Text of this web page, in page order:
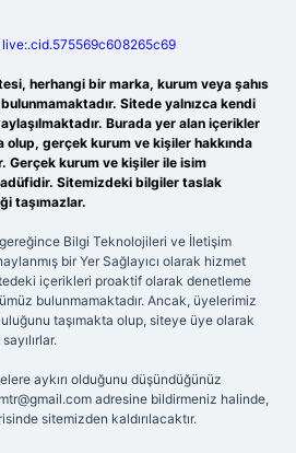
herhangi bir marka, kurum veya şahıs
Sitede yalnızca kendi
Burada yer alan içerikler
olup, gerçek kurum ve kişiler hakkında
Gerçek kurum ve kişiler ile isim
Sitemizdeki bilgiler taslak
taşımazlar.
Bilgi Teknolojileri ve İletişim
bir Yer Sağlayıcı olarak hizmet
içerikleri proaktif olarak denetleme
bulunmamaktadır. Ancak, üyelerimiz
taşımakta olup, siteye üye olarak
aykırı olduğunu düşündüğünüz
adresine bildirmeniz halinde,
sitemizden kaldırılacaktır.